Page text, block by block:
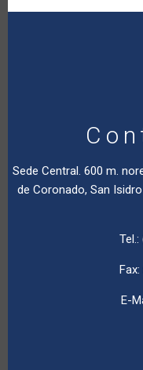
Sede Central. 600 m.
de Coronado, San
E-